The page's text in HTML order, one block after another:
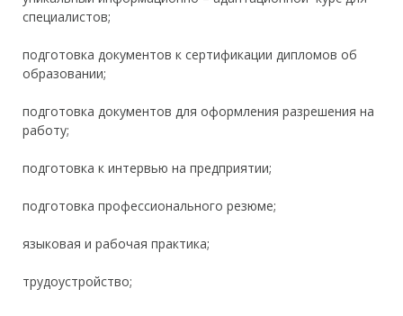
специалистов;
подготовка документов к сертификации дипломов об
образовании;
подготовка документов для оформления разрешения на
работу;
подготовка к интервью на предприятии;
подготовка профессионального резюме;
языковая и рабочая практика;
трудоустройство;